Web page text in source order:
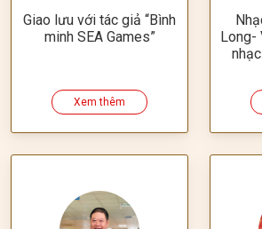
Giao lưu với tác giả “Bình
minh SEA Games”
Xem thêm
Long-